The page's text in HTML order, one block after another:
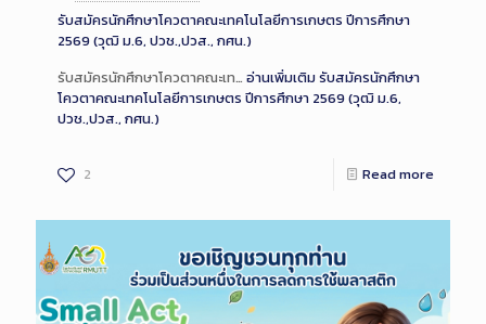
รับสมัครนักศึกษาโควตาคณะเทคโนโลยีการเกษตร ปีการศึกษา
2569 (วุฒิ ม.6, ปวช.,ปวส., กศน.)
รับสมัครนักศึกษาโควตาคณะเท… อ่านเพิ่มเติมรับสมัครนักศึกษา
โควตาคณะเทคโนโลยีการเกษตร ปีการศึกษา 2569 (วุฒิ ม.6,
ปวช.,ปวส., กศน.)
2 Read more